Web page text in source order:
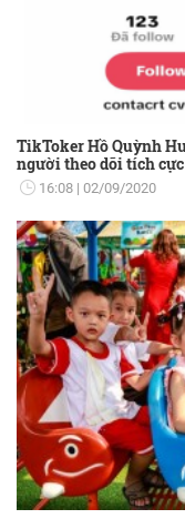
TikToker Hồ Quỳnh
người theo dõi tích cực
16:08 02/09/2020